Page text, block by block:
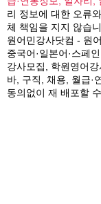
리 정보에 대한 오류
체 책임을 지지 않습
원어민강사닷컴 - 원
중국어·일본어·스페
강사모집, 학원영어
바, 구직, 채용, 월급·
동의없이 재 배포할